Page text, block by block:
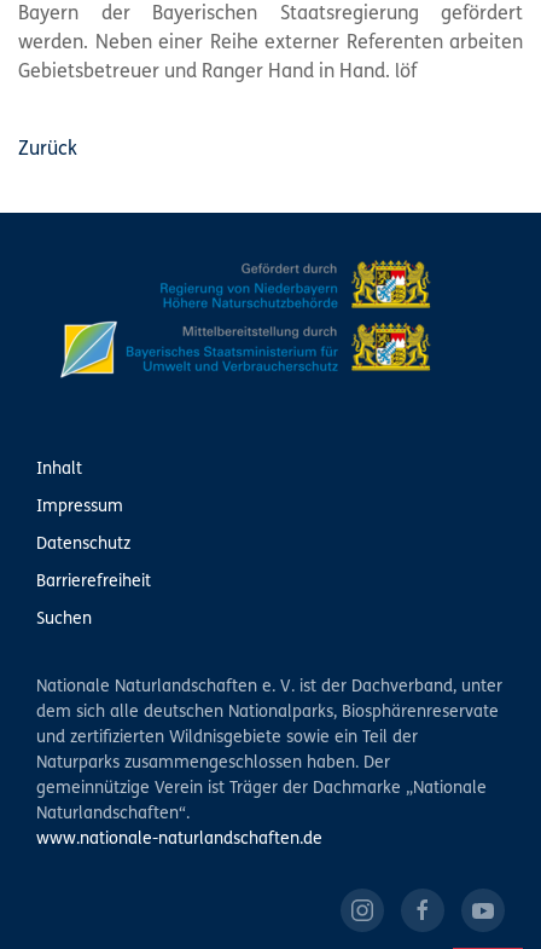
Bayern der Bayerischen Staatsregierung gefördert
werden. Neben einer Reihe externer Referenten arbeiten
Gebietsbetreuer und Ranger Hand in Hand. löf
Zurück
Inhalt
Impressum
Datenschutz
Barrierefreiheit
Suchen
Nationale Naturlandschaften e. V. ist der Dachverband, unter
dem sich alle deutschen Nationalparks, Biosphärenreservate
und zertifizierten Wildnisgebiete sowie ein Teil der
Naturparks zusammengeschlossen haben. Der
gemeinnützige Verein ist Träger der Dachmarke „Nationale
Naturlandschaften“.
www.nationale-naturlandschaften.de